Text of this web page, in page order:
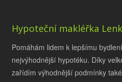
Hypoteční makléřka
Pomáhám lidem k lepšímu
nejvýhodnější hypotéku. Díky
zařídím výhodnější podmínky